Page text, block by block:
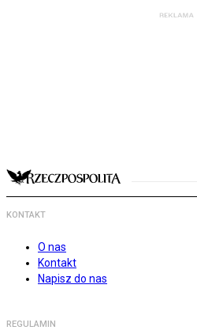
KONTAKT
O nas
Kontakt
Napisz do nas
REGULAMIN